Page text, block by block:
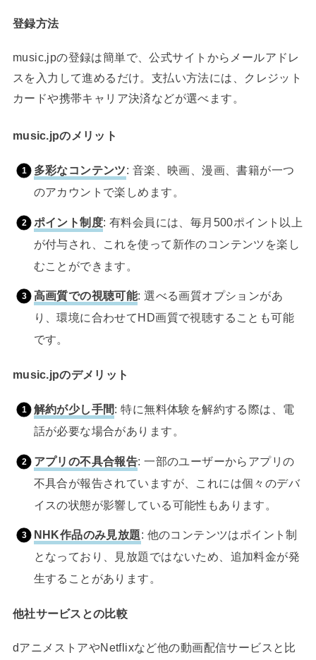
登録方法
music.jpの登録は簡単で、公式サイトからメールアドレ
スを入力して進めるだけ。支払い方法には、クレジット
カードや携帯キャリア決済などが選べます。
music.jpのメリット
多彩なコンテンツ: 音楽、映画、漫画、書籍が一つ
のアカウントで楽しめます。
ポイント制度: 有料会員には、毎月500ポイント以上
が付与され、これを使って新作のコンテンツを楽し
むことができます。
高画質での視聴可能: 選べる画質オプションがあ
り、環境に合わせてHD画質で視聴することも可能
です。
music.jpのデメリット
解約が少し手間: 特に無料体験を解約する際は、電
話が必要な場合があります。
アプリの不具合報告: 一部のユーザーからアプリの
不具合が報告されていますが、これには個々のデバ
イスの状態が影響している可能性もあります。
NHK作品のみ見放題: 他のコンテンツはポイント制
となっており、見放題ではないため、追加料金が発
生することがあります。
他社サービスとの比較
dアニメストアやNetflixなど他の動画配信サービスと比